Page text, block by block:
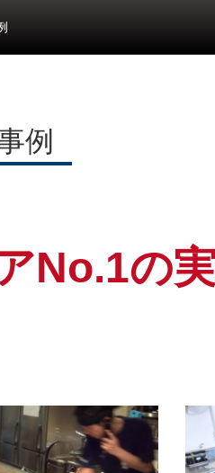
例
No.1の